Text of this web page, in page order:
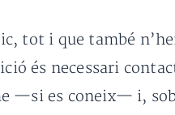
tot i que també
és necessari
—si es coneix— i,